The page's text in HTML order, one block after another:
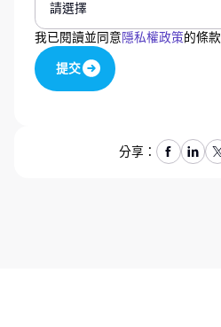
我已閱讀並同意隱私權政策的條款
提交
提交
分享：